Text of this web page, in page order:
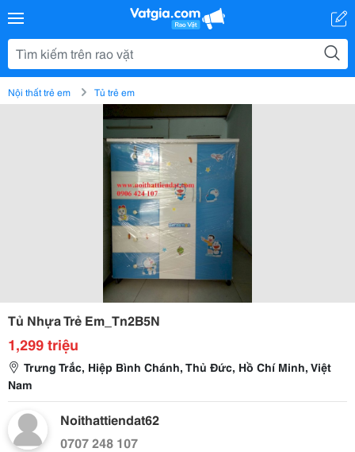
Nội thất trẻ em Tủ trẻ em
Tủ Nhựa Trẻ Em_Tn2B5N
1,299 triệu
Trưng Trắc, Hiệp Bình Chánh, Thủ Đức, Hồ Chí Minh, Việt
Nam
Noithattiendat62
0707 248 107